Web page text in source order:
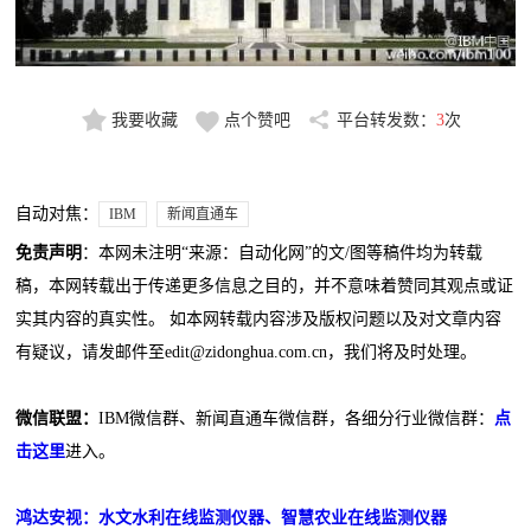
我要收藏 点个赞吧 平台转发数： 3次
自动对焦： IBM 新闻直通车
免责声明 ：本网未注明“来源：自动化网”的文/图等稿件均为转载
稿，本网转载出于传递更多信息之目的，并不意味着赞同其观点或证
实其内容的真实性。 如本网转载内容涉及版权问题以及对文章内容
有疑议，请发邮件至edit@zidonghua.com.cn，我们将及时处理。
微信联盟：IBM微信群、新闻直通车微信群，各细分行业微信群： 点
击这里进入。
鸿达安视：水文水利在线监测仪器、智慧农业在线监测仪器